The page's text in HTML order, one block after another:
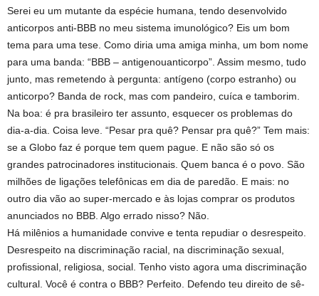
Serei eu um mutante da espécie humana, tendo desenvolvido
anticorpos anti-BBB no meu sistema imunológico? Eis um bom
tema para uma tese. Como diria uma amiga minha, um bom nome
para uma banda: “BBB – antigenouanticorpo”. Assim mesmo, tudo
junto, mas remetendo à pergunta: antígeno (corpo estranho) ou
anticorpo? Banda de rock, mas com pandeiro, cuíca e tamborim.
Na boa: é pra brasileiro ter assunto, esquecer os problemas do
dia-a-dia. Coisa leve. “Pesar pra quê? Pensar pra quê?” Tem mais:
se a Globo faz é porque tem quem pague. E não são só os
grandes patrocinadores institucionais. Quem banca é o povo. São
milhões de ligações telefônicas em dia de paredão. E mais: no
outro dia vão ao super-mercado e às lojas comprar os produtos
anunciados no BBB. Algo errado nisso? Não.
Há milênios a humanidade convive e tenta repudiar o desrespeito.
Desrespeito na discriminação racial, na discriminação sexual,
profissional, religiosa, social. Tenho visto agora uma discriminação
cultural. Você é contra o BBB? Perfeito. Defendo teu direito de sê-